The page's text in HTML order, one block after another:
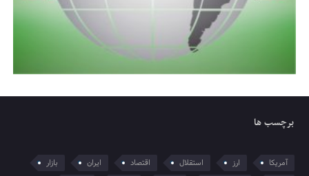
برچسب ها
آمریکا ارز استقلال اقتصاد ایران
بازار